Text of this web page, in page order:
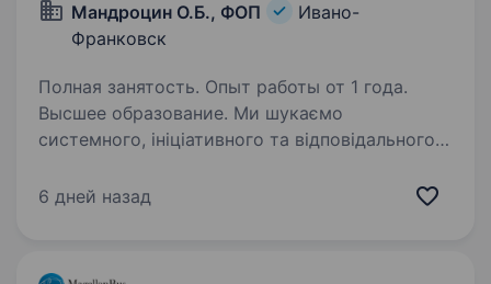
Мандроцин О.Б., ФОП
Ивано-
Франковск
Полная занятость. Опыт работы от 1 года.
Высшее образование. Ми шукаємо
системного, ініціативного та відповідального
працювати з різними каналами залучення
6 дней назад